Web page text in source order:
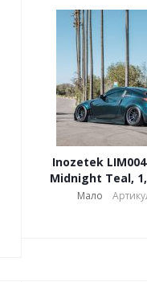
АКЦИЯ
Inozetek
Midnight Teal,
Мало